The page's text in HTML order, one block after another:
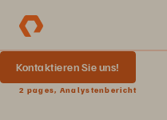
Kontaktieren Sie uns!
2 pages, Analystenbericht